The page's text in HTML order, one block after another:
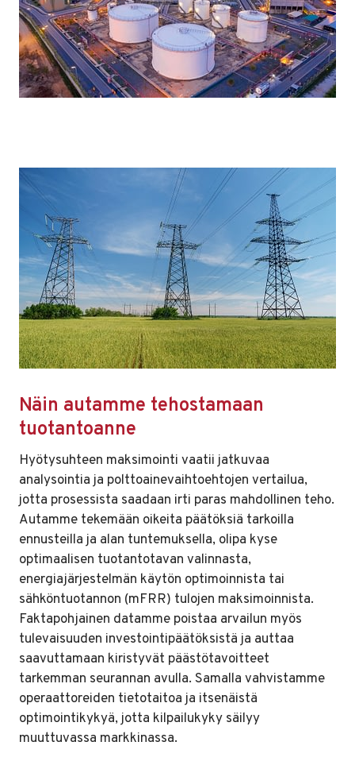
Näin autamme tehostamaan
tuotantoanne
Hyötysuhteen maksimointi vaatii jatkuvaa
analysointia ja polttoainevaihtoehtojen vertailua,
jotta prosessista saadaan irti paras mahdollinen teho.
Autamme tekemään oikeita päätöksiä tarkoilla
ennusteilla ja alan tuntemuksella, olipa kyse
optimaalisen tuotantotavan valinnasta,
energiajärjestelmän käytön optimoinnista tai
sähköntuotannon (mFRR) tulojen maksimoinnista.
Faktapohjainen datamme poistaa arvailun myös
tulevaisuuden investointipäätöksistä ja auttaa
saavuttamaan kiristyvät päästötavoitteet
tarkemman seurannan avulla. Samalla vahvistamme
operaattoreiden tietotaitoa ja itsenäistä
optimointikykyä, jotta kilpailukyky säilyy
muuttuvassa markkinassa.